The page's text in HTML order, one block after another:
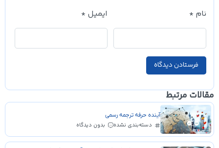
نام * ایمیل *
مقالات مرتبط
آینده حرفه ترجمه رسمی
دسته‌بندی نشده بدون دیدگاه